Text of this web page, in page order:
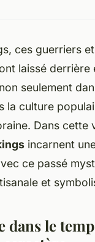
ces guerriers
laissé derrière
seulement
la culture
Dans cette
incarnent
ce passé
et
dans le